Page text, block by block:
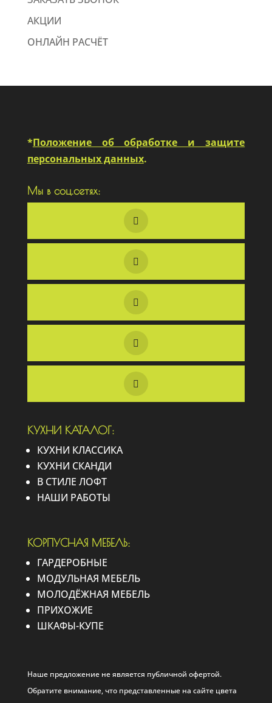
АКЦИИ
ОНЛАЙН РАСЧЁТ
*Положение об обработке и защите
персональных данных.
Мы в соц.сетях:
КУХНИ КАТАЛОГ:
КУХНИ КЛАССИКА
КУХНИ СКАНДИ
В СТИЛЕ ЛОФТ
НАШИ РАБОТЫ
КОРПУСНАЯ МЕБЕЛЬ:
ГАРДЕРОБНЫЕ
МОДУЛЬНАЯ МЕБЕЛЬ
МОЛОДЁЖНАЯ МЕБЕЛЬ
ПРИХОЖИЕ
ШКАФЫ-КУПЕ
Наше предложение не является публичной офертой.
Обратите внимание, что представленные на сайте цвета